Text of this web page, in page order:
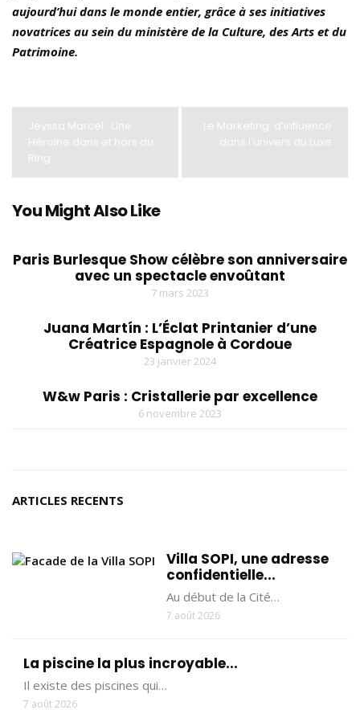
aujourd’hui dans le monde entier, grâce à ses initiatives
novatrices au sein du ministère de la Culture, des Arts et du
Patrimoine.
Jeyssa Marcel : Une
Héroïne dans et hors du
Ring
Le Marketing d’influence
dans l’univers du Luxe
You Might Also Like
Paris Burlesque Show célèbre son anniversaire
avec un spectacle envoûtant
7 mars 2023
Juana Martín : L’Éclat Printanier d’une
Créatrice Espagnole à Cordoue
23 janvier 2024
W&w Paris : Cristallerie par excellence
6 novembre 2023
ARTICLES RECENTS
Villa SOPI, une adresse
confidentielle...
Au début de la Cité…
7 août 2026
La piscine la plus incroyable...
Il existe des piscines qui…
7 août 2026